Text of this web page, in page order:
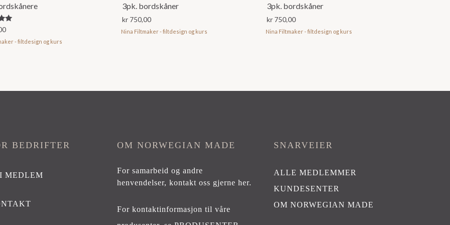
- filtdesign og kurs
3pk. bordskåner
kr750,00
Nina Filtmaker - filtdesign og kurs
3pk. bordskåner
kr 750,00
Nina Filtmaker - filtdesign og kurs
BEDRIFTER
MEDLEM
OM NORWEGIAN MADE
For samarbeid og andre
henvendelser,kontakt oss gjerne her.
For kontaktinformasjon til våre
SNARVEIER
ALLE MEDLEMMER
KUNDESENTER
OM NORWEGIAN MADE